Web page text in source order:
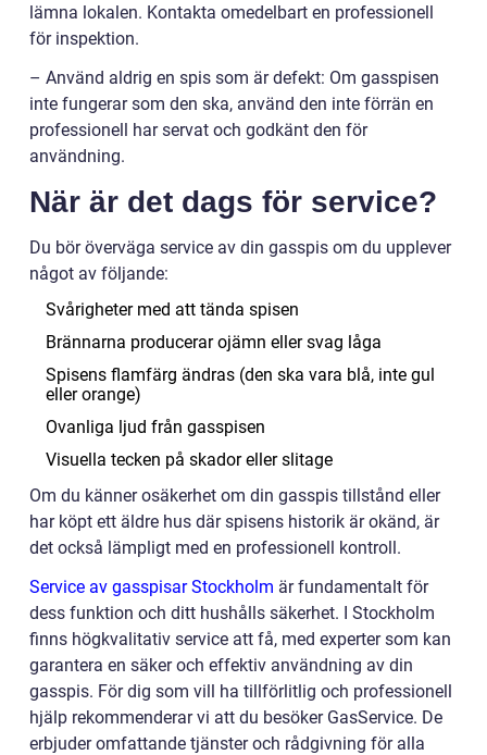
lämna lokalen. Kontakta omedelbart en professionell
för inspektion.
– Använd aldrig en spis som är defekt: Om gasspisen
inte fungerar som den ska, använd den inte förrän en
professionell har servat och godkänt den för
användning.
När är det dags för service?
Du bör överväga service av din gasspis om du upplever
något av följande:
Svårigheter med att tända spisen
Brännarna producerar ojämn eller svag låga
Spisens flamfärg ändras (den ska vara blå, inte gul
eller orange)
Ovanliga ljud från gasspisen
Visuella tecken på skador eller slitage
Om du känner osäkerhet om din gasspis tillstånd eller
har köpt ett äldre hus där spisens historik är okänd, är
det också lämpligt med en professionell kontroll.
Service av gasspisar Stockholm är fundamentalt för
dess funktion och ditt hushålls säkerhet. I Stockholm
finns högkvalitativ service att få, med experter som kan
garantera en säker och effektiv användning av din
gasspis. För dig som vill ha tillförlitlig och professionell
hjälp rekommenderar vi att du besöker GasService. De
erbjuder omfattande tjänster och rådgivning för alla